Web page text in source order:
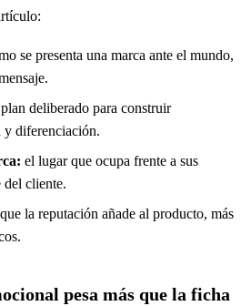
se presenta una marca ante el mundo,
deliberado para construir
diferenciación.
el lugar que ocupa frente a sus
del cliente.
la reputación añade al producto, más
pesa más que la ficha